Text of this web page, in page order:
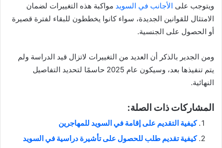
ويتوجب على الأجانب في السويد مواكبة هذه التغييرات لضمان
الامتثال للقوانين الجديدة، سواء كانوا يخططون للبقاء لفترة قصيرة
أو الحصول على الجنسية.
ومن الجدير بالذكر أن العديد من التغييرات لاتزال قيد الدراسة ولم
يتم تنفيذها بعد، وسيكون عام 2025 حاسمًا لتحديد التفاصيل
النهائية.
المشاركات ذات الصلة:
كيفية التقديم على إقامة في السويد للمهاجرين
كيفية تقديم طلب للحصول على تأشيرة دراسية في السويد